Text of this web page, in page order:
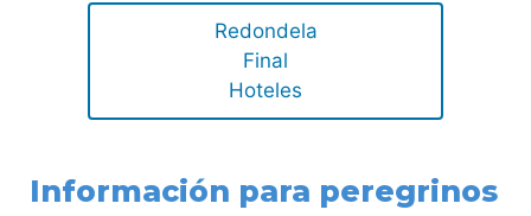
Redondela
Final
Hoteles
Información para peregrinos